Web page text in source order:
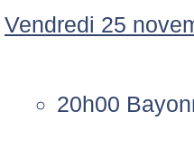
Vendredi 25
20h00